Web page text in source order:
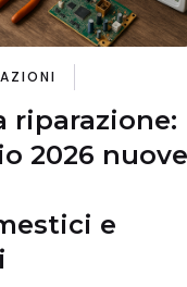
riparazione:
2026 nuove
e